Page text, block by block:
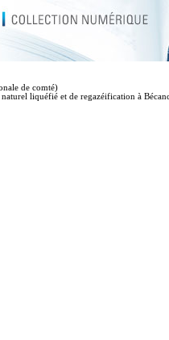
de comté)
liquéfié et de regazéification à